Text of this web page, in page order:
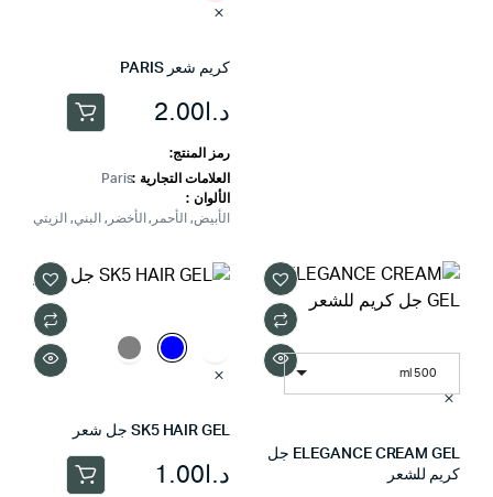
كريم شعر PARIS
د.ا2.00هناك
العديد
من
الأشكال
المختلفة
المنتج.
الخيارات
رمز المنتج:
العلامات التجارية
Paris
الألوان
الأبيض, الأحمر, الأخضر, البني, الزيتي
500 ml
ELEGANCE CREAM GEL جل
كريم للشعر
SK5 HAIR GEL جل شعر
د.ا1.00هناك